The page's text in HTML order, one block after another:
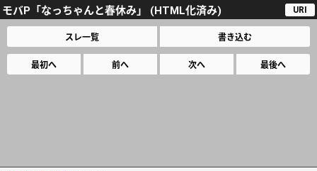
モバP「なっちゃんと春休み」 (HTML化済み) URI
スレ一覧 書き込む
最初へ 前へ 次へ 最後へ